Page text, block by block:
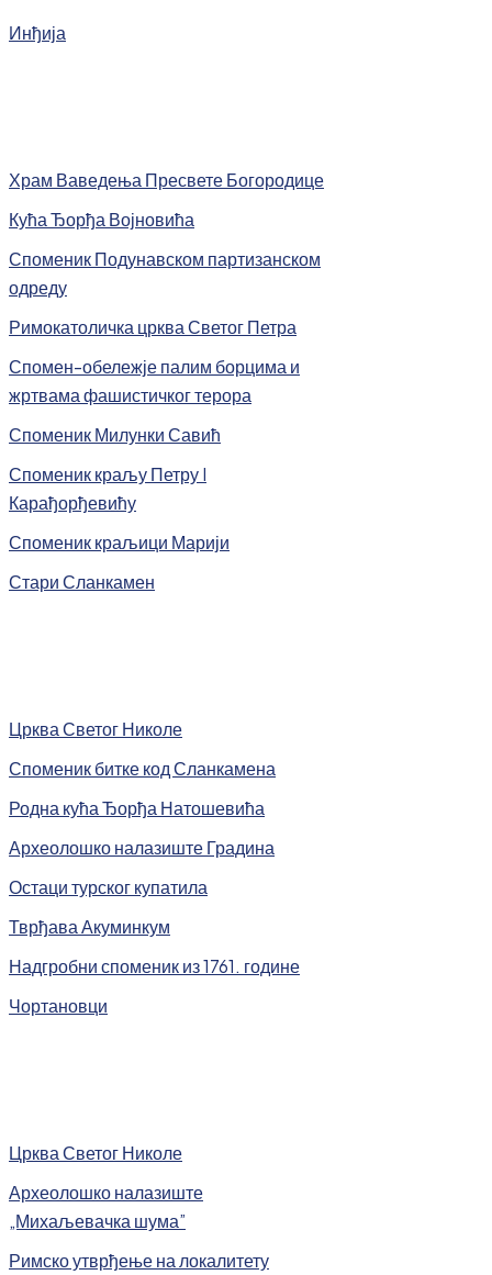
Инђија
Храм Ваведења Пресвете Богородице
Кућа Ђорђа Војновића
Споменик Подунавском партизанском
одреду
Римокатоличка црква Светог Петра
Спомен-обележје палим борцима и
жртвама фашистичког терора
Споменик Милунки Савић
Споменик краљу Петру I
Карађорђевићу
Споменик краљици Марији
Стари Сланкамен
Црква Светог Николе
Споменик битке код Сланкамена
Родна кућа Ђорђа Натошевића
Археолошко налазиште Градина
Остаци турског купатила
Тврђава Акуминкум
Надгробни споменик из 1761. године
Чортановци
Црква Светог Николе
Археолошко налазиште
„Михаљевачка шума”
Римско утврђење на локалитету